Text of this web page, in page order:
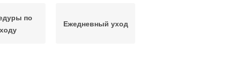
по
Ежедневный уход